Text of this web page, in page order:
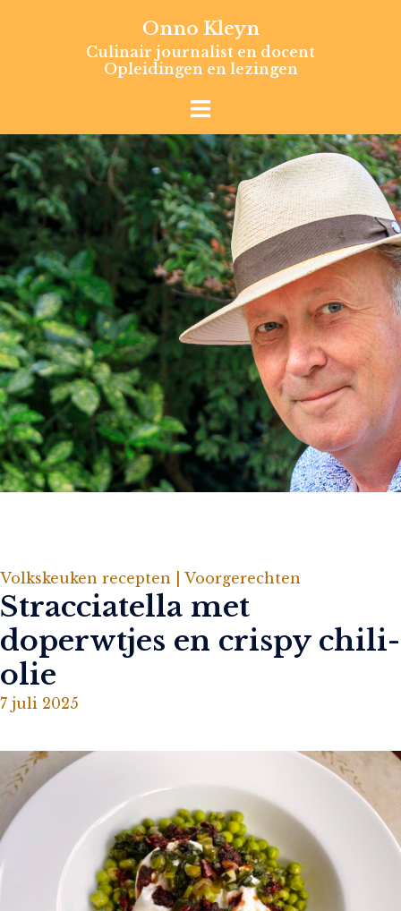
Onno Kleyn
Culinair journalist en docent
Opleidingen en lezingen
Volkskeuken recepten | Voorgerechten
Stracciatella met
doperwtjes en crispy chili-
olie
7 juli 2025